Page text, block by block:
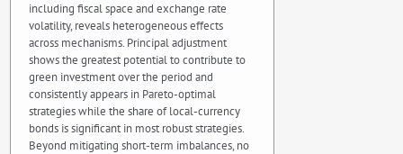
including fiscal space and exchange rate
volatility, reveals heterogeneous effects
across mechanisms. Principal adjustment
shows the greatest potential to contribute to
green investment over the period and
consistently appears in Pareto-optimal
strategies while the share of local-currency
bonds is significant in most robust strategies.
Beyond mitigating short-term imbalances, no